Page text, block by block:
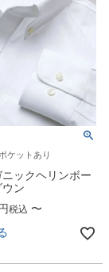
ポケットあり
ックヘリンボー
ン
税込 〜